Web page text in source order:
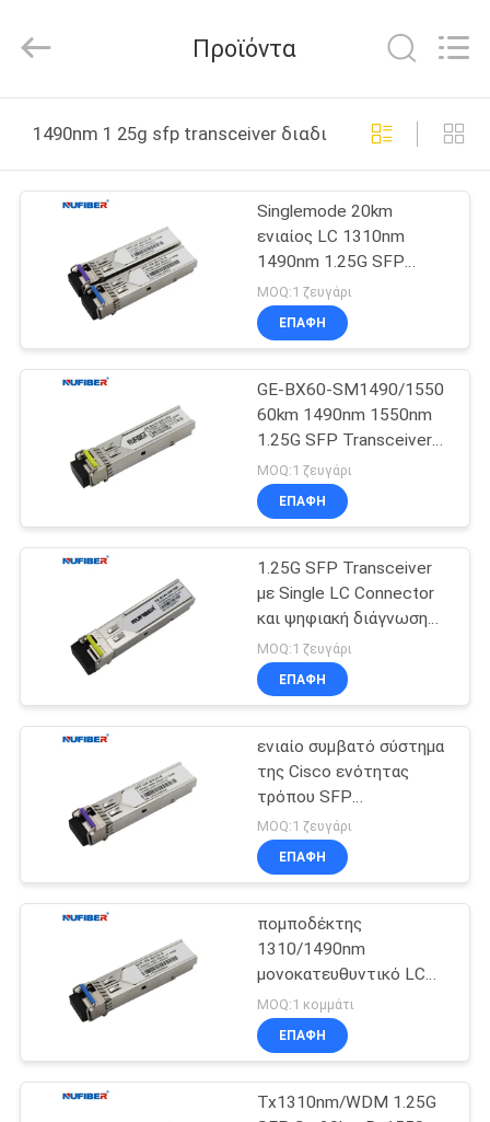
ΠΡΟΪΌΝΤΑ
ΠΕΡΊΠΟΥ
ΕΜΕΊΣ
ΓΎΡΟΣ
ΕΡΓΟΣΤΑΣΊΩΝ
ΠΟΙΟΤΙΚΌΣ
ΜΑΣ
ΜΕ
ΕΙΔΉΣΕΙΣ
ΈΝΑ
ΑΠΌΣΠΑΣΜΑ
SITEMAP
ΠΟΛΙΤΙΚΉ
Technology
Co.,Ltd.
Reserved.
Προϊόντα
1490nm 1 25g sfp transceiver διαδικτυακή κατασκευή
Singlemode 20km
ενιαίος LC 1310nm
1490nm 1.25G SFP
συνδετήρας
πομποδεκτών
MOQ:1 ζευγάρι
ΕΠΑΦΉ
GE-BX60-SM1490/1550
60km 1490nm 1550nm
1.25G SFP Transceiver
Sfp Module Lc
Connector
δικατευθυντικός
MOQ:1 ζευγάρι
ΕΠΑΦΉ
1.25G SFP Transceiver
με Single LC Connector
και ψηφιακή διάγνωση
για εύκολη εγκατάσταση
και συντήρηση
MOQ:1 ζευγάρι
ΕΠΑΦΉ
ενιαίο συμβατό σύστημα
της Cisco ενότητας
τρόπου SFP
πομποδεκτών 40km LC
DDM 1.25G SFP
MOQ:1 ζευγάρι
ΕΠΑΦΉ
πομποδέκτης
1310/1490nm
μονοκατευθυντικό LC
DDM 40km BIDI 1.25G
SFP
MOQ:1 κομμάτι
ΕΠΑΦΉ
Tx1310nm/WDM 1.25G